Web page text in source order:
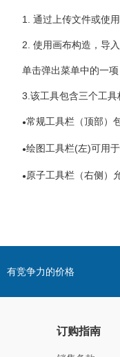
1. 通过上传文件或使
2. 使用画布构造，导
单击弹出菜单中的一
3.该工具包含三个工具
●常规工具栏（顶部）
●绘图工具栏(左)可用
● 原子工具栏（右侧）
有竞争力的价格
订购指南